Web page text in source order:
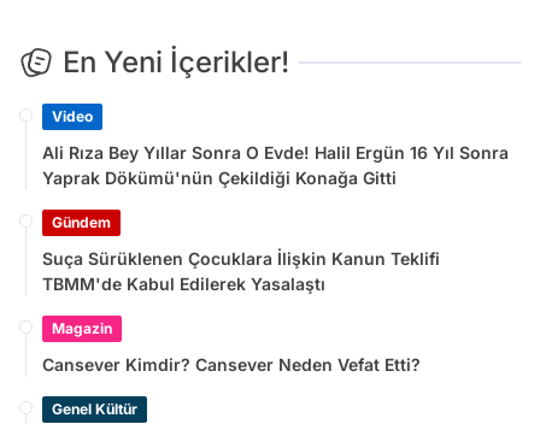
En Yeni İçerikler!
Video
Ali Rıza Bey Yıllar Sonra O Evde! Halil Ergün 16 Yıl Sonra
Yaprak Dökümü'nün Çekildiği Konağa Gitti
Gündem
Suça Sürüklenen Çocuklara İlişkin Kanun Teklifi
TBMM'de Kabul Edilerek Yasalaştı
Magazin
Cansever Kimdir? Cansever Neden Vefat Etti?
Genel Kültür